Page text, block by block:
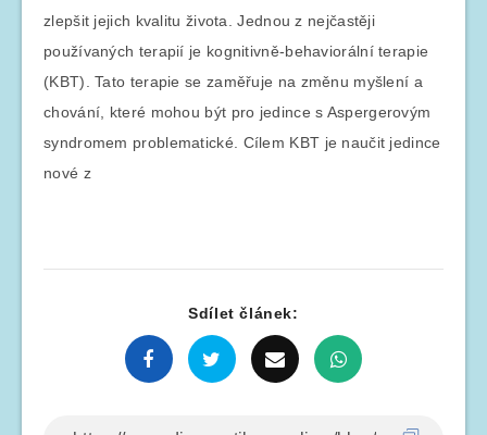
zlepšit jejich kvalitu života. Jednou z nejčastěji
používaných terapií je kognitivně-behaviorální terapie
(KBT). Tato terapie se zaměřuje na změnu myšlení a
chování, které mohou být pro jedince s Aspergerovým
syndromem problematické. Cílem KBT je naučit jedince
nové z
Sdílet článek: